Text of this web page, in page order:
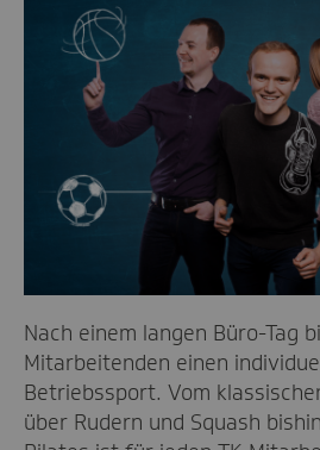
Nach einem langen Büro-Tag
Mitarbeitenden einen
Betriebssport. Vom
über Rudern und Squash